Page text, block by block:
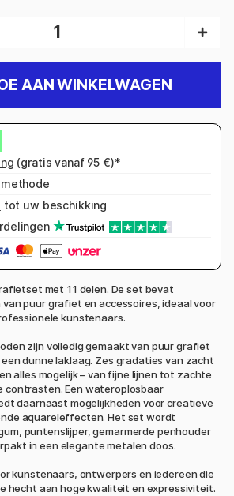
AAN WINKELWAGEN
(gratis vanaf 95 €)*
tot uw beschikking
met 11 delen. De set bevat
puur grafiet en accessoires, ideaal voor
kunstenaars.
zijn volledig gemaakt van puur grafiet
dunne laklaag. Zes gradaties van zacht
alles mogelijk – van fijne lijnen tot zachte
contrasten. Een wateroplosbaar
daarnaast mogelijkheden voor creatieve
aquareleffecten. Het set wordt
puntenslijper, gemarmerde penhouder
in een elegante metalen doos.
kunstenaars, ontwerpers en iedereen die
hecht aan hoge kwaliteit en expressiviteit.